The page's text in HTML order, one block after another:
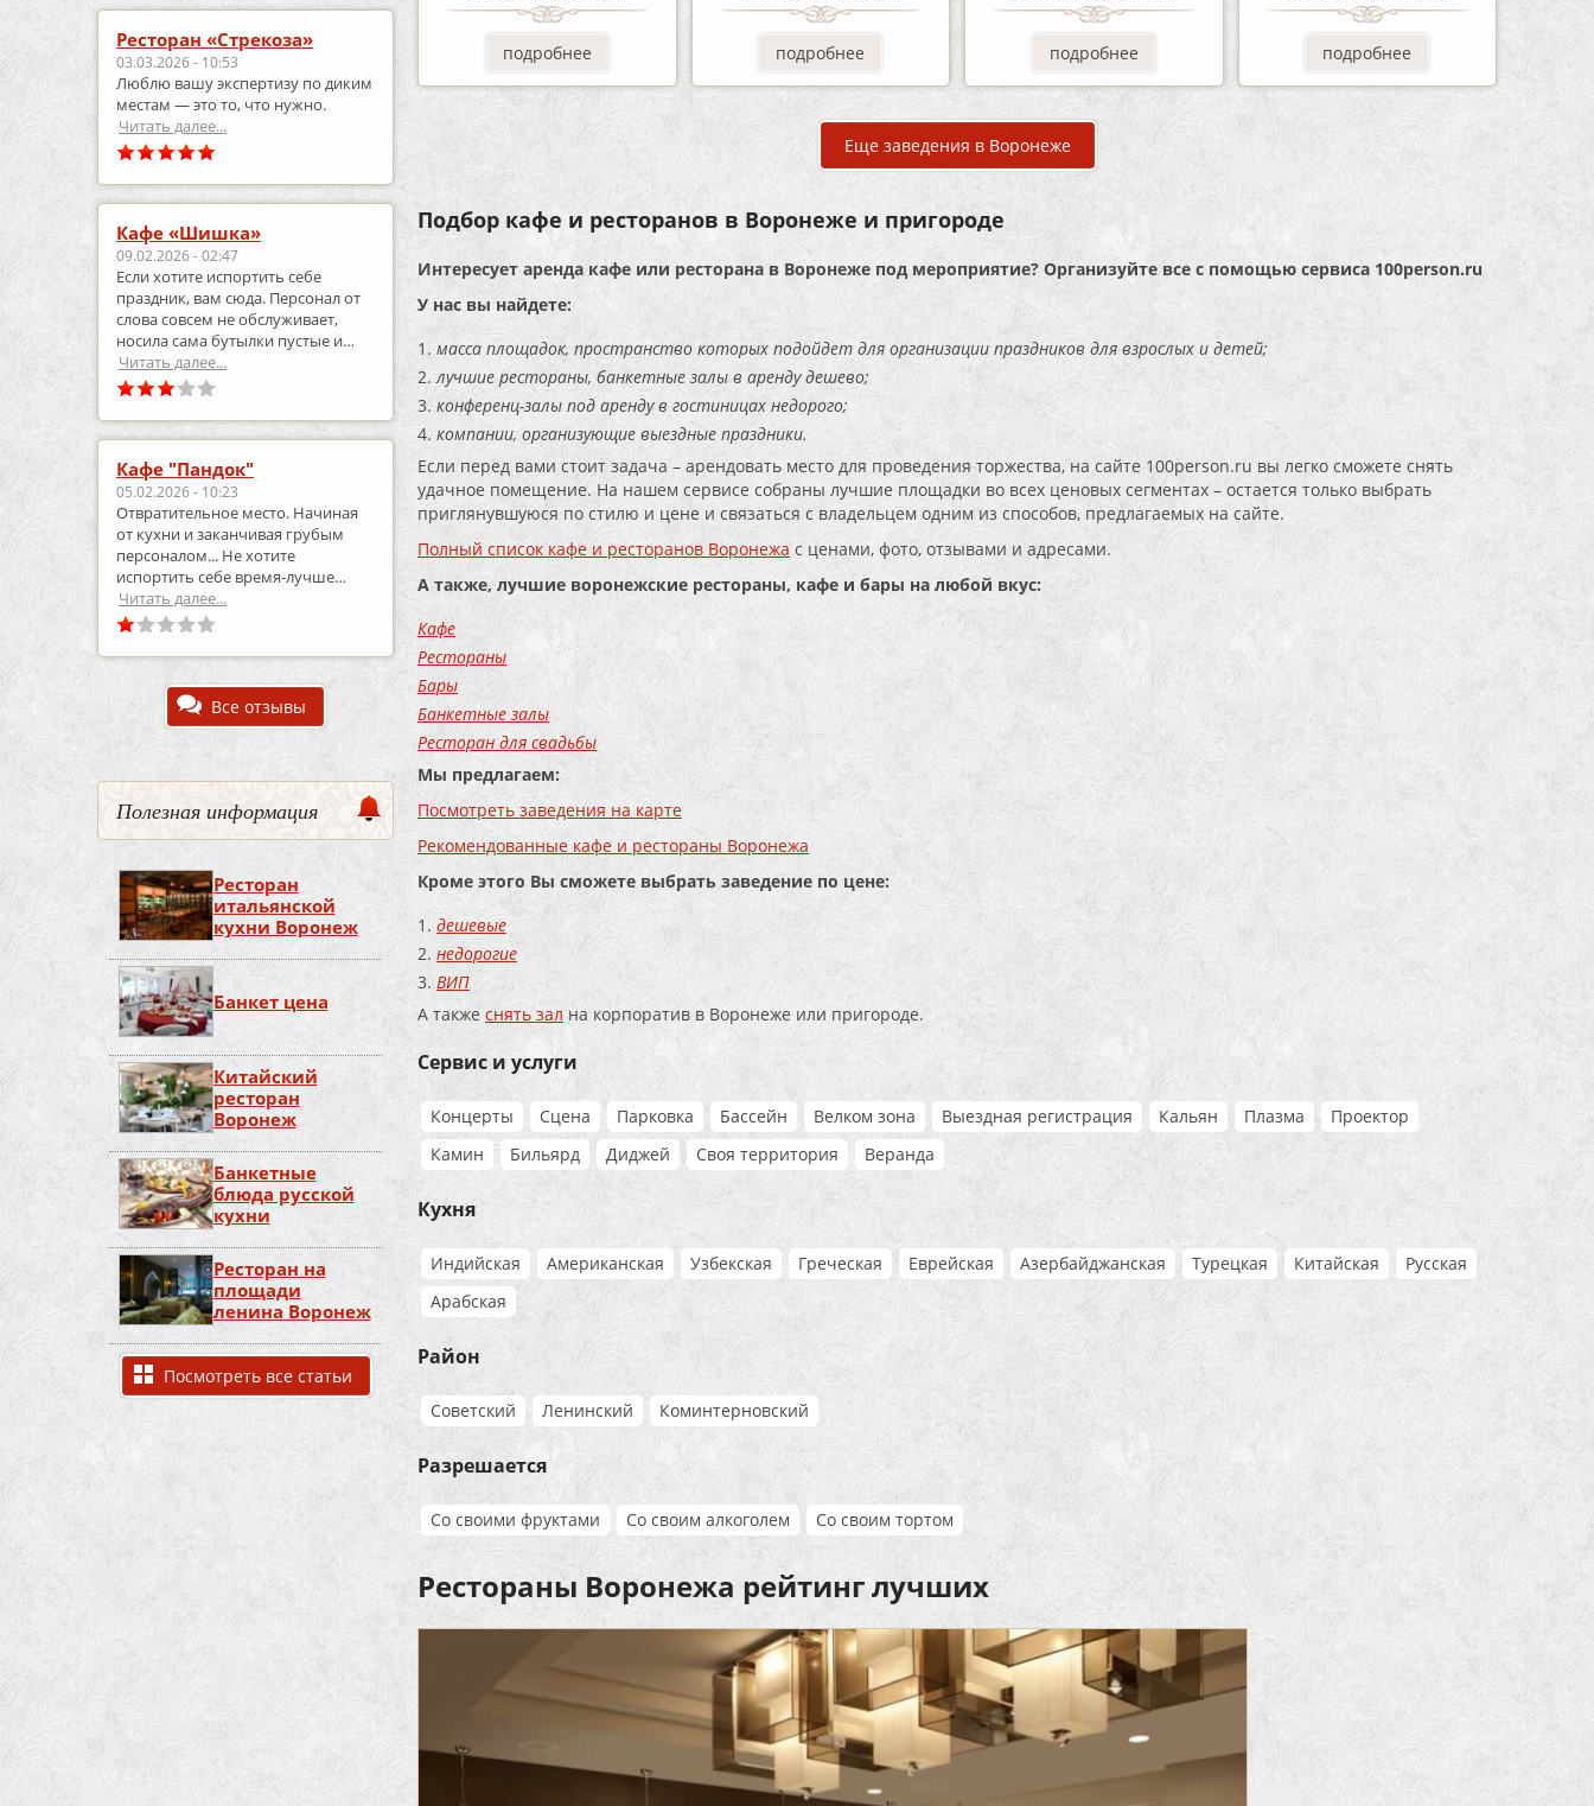
Ресторан «Стрекоза»
03.03.2026 - 10:53
Люблю вашу экспертизу по диким
местам — это то, что нужно.
Читать далее...
Кафе «Шишка»
09.02.2026 - 02:47
Если хотите испортить себе
праздник, вам сюда. Персонал от
слова совсем не обслуживает,
носила сама бутылки пустые и
приносила полные.
Читать далее...
Кафе "Пандок"
05.02.2026 - 10:23
Отвратительное место. Начиная
от кухни и заканчивая грубым
персоналом... Не хотите
испортить себе время-лучше
выберите что-то другое..
Читать далее...
Все отзывы
Полезная информация
Ресторан
итальянской
кухни Воронеж
Банкет цена
Китайский
ресторан
Воронеж
Банкетные
блюда русской
кухни
Ресторан на
площади
ленина Воронеж
Посмотреть все статьи
подробнее подробнее подробнее подробнее
Еще заведения в Воронеже
Подбор кафе и ресторанов в Воронеже и пригороде
Интересует аренда кафе или ресторана в Воронеже под мероприятие? Организуйте все с помощью сервиса 100person.ru
У нас вы найдете:
масса площадок, пространство которых подойдет для организации праздников для взрослых и детей;
лучшие рестораны, банкетные залы в аренду дешево;
конференц-залы под аренду в гостиницах недорого;
компании, организующие выездные праздники.
Если перед вами стоит задача – арендовать место для проведения торжества, на сайте 100person.ru вы легко сможете снять
удачное помещение. На нашем сервисе собраны лучшие площадки во всех ценовых сегментах – остается только выбрать
приглянувшуюся по стилю и цене и связаться с владельцем одним из способов, предлагаемых на сайте.
Полный список кафе и ресторанов Воронежас ценами, фото, отзывами и адресами.
А также, лучшие воронежские рестораны, кафе и бары на любой вкус:
Кафе
Рестораны
Бары
Банкетные залы
Ресторан для свадьбы
Мы предлагаем:
Посмотреть заведения на карте
Рекомендованные кафе и рестораны Воронежа
Кроме этого Вы сможете выбрать заведение по цене:
дешевые
недорогие
ВИП
А также снять зал на корпоратив в Воронеже или пригороде.
Сервис и услуги
Концерты Сцена Парковка Бассейн Велком зона Выездная регистрация Кальян Плазма
Проектор
Камин
Бильярд Диджей Своя территория Веранда
Кухня
Индийская Американская Узбекская Греческая Еврейская Азербайджанская Турецкая Китайская
Русская
Арабская
Район
Советский Ленинский Коминтерновский
Разрешается
Со своими фруктами Со своим алкоголем Со своим тортом
Рестораны Воронежа рейтинг лучших